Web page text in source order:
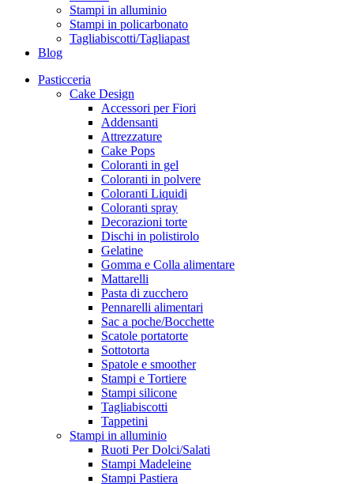
Stampi in alluminio
Stampi in policarbonato
Tagliabiscotti/Tagliapast
Blog
Pasticceria
Cake Design
Accessori per Fiori
Addensanti
Attrezzature
Cake Pops
Coloranti in gel
Coloranti in polvere
Coloranti Liquidi
Coloranti spray
Decorazioni torte
Dischi in polistirolo
Gelatine
Gomma e Colla alimentare
Mattarelli
Pasta di zucchero
Pennarelli alimentari
Sac a poche/Bocchette
Scatole portatorte
Sottotorta
Spatole e smoother
Stampi e Tortiere
Stampi silicone
Tagliabiscotti
Tappetini
Stampi in alluminio
Ruoti Per Dolci/Salati
Stampi Madeleine
Stampi Pastiera